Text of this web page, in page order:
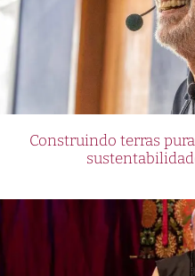
Construindo terras